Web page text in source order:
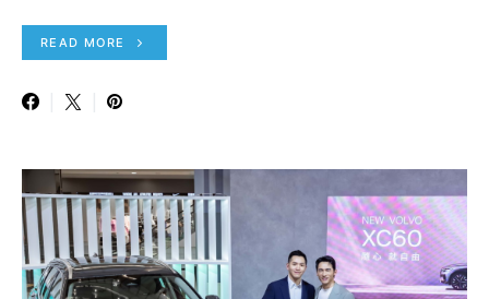
READ MORE